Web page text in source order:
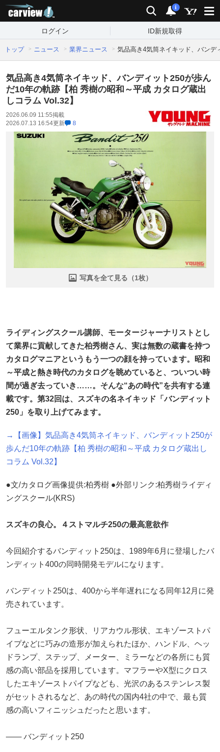
検索 通知
i
ログイン ID新規取得
トップ ニュース 業界ニュース 気品高き4気筒ネイキッド、バンデ
気品高き4気筒ネイキッド、バンディット250が歩ん
だ10年の軌跡【柏 秀樹の昭和～平成 カタログ蔵出
しコラム Vol.32】
2026.06.09 11:55掲載
2026.07.13 16:54更新 8
写真を全て見る（1枚）
ライディングスクール講師、モータージャーナリストとし
て業界に貢献してきた柏秀樹さん、実は無数の蔵書を持つ
カタログマニアというもう一つの顔を持っています。昭和
～平成と熱き時代のカタログを眺めていると、ついつい時
間が過ぎ去っていき……。そんな“あの時代”を共有する連
載です。第32回は、スズキの名ネイキッド「バンディット
250」を取り上げてみます。
→【画像】気品高き4気筒ネイキッド、バンディット250が
歩んだ10年の軌跡【柏 秀樹の昭和～平成 カタログ蔵出し
コラム Vol.32】
●文/カタログ画像提供:柏秀樹 ●外部リンク:柏秀樹ライディ
ングスクール(KRS)
スズキの良心。４ストマルチ250の最高意欲作
今回紹介するバンディット250は、1989年6月に登場したバ
ンディット400の同時開発モデルになります。
バンディット250は、400から半年遅れになる同年12月に発
売されています。
フューエルタンク形状、リアカウル形状、エキゾーストパ
イプなどに巧みの造形が加えられたほか、ハンドル、ヘッ
ドランプ、ステップ、メーター、ミラーなどの各所にも質
感の高い部品を採用しています。マフラーやX型にクロス
したエキゾーストパイプなども、光沢のあるステンレス製
がセットされるなど、あの時代の国内4社の中で、最も質
感の高いフィニッシュだったと思います。
―― バンディット250